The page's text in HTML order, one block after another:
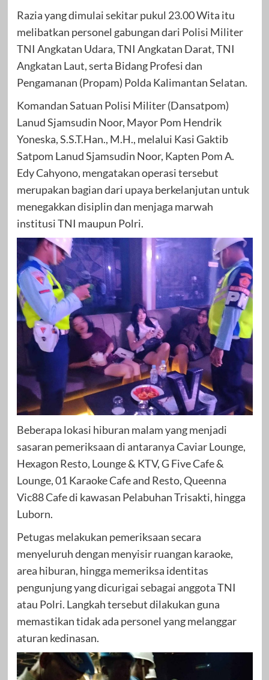
Razia yang dimulai sekitar pukul 23.00 Wita itu
melibatkan personel gabungan dari Polisi Militer
TNI Angkatan Udara, TNI Angkatan Darat, TNI
Angkatan Laut, serta Bidang Profesi dan
Pengamanan (Propam) Polda Kalimantan Selatan.
Komandan Satuan Polisi Militer (Dansatpom)
Lanud Sjamsudin Noor, Mayor Pom Hendrik
Yoneska, S.S.T.Han., M.H., melalui Kasi Gaktib
Satpom Lanud Sjamsudin Noor, Kapten Pom A.
Edy Cahyono, mengatakan operasi tersebut
merupakan bagian dari upaya berkelanjutan untuk
menegakkan disiplin dan menjaga marwah
institusi TNI maupun Polri.
Beberapa lokasi hiburan malam yang menjadi
sasaran pemeriksaan di antaranya Caviar Lounge,
Hexagon Resto, Lounge & KTV, G Five Cafe &
Lounge, 01 Karaoke Cafe and Resto, Queenna
Vic88 Cafe di kawasan Pelabuhan Trisakti, hingga
Luborn.
Petugas melakukan pemeriksaan secara
menyeluruh dengan menyisir ruangan karaoke,
area hiburan, hingga memeriksa identitas
pengunjung yang dicurigai sebagai anggota TNI
atau Polri. Langkah tersebut dilakukan guna
memastikan tidak ada personel yang melanggar
aturan kedinasan.